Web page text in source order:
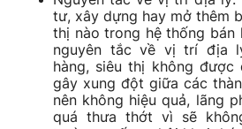
tư, xây dựng hay mở thêm
thị nào trong hệ thống bán
nguyên tắc về vị trí địa
hàng, siêu thị không
gây xung đột giữa các
nên không hiệu quả, lãng
quá thưa thớt vì sẽ